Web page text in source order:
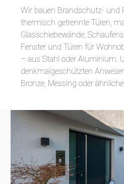
Wir bauen Brandschutz- und
thermisch getrennte Türen,
Glasschiebewände,
Fenster und Türen für
– aus Stahl oder Aluminium.
denkmalgeschützten
Bronze, Messing oder